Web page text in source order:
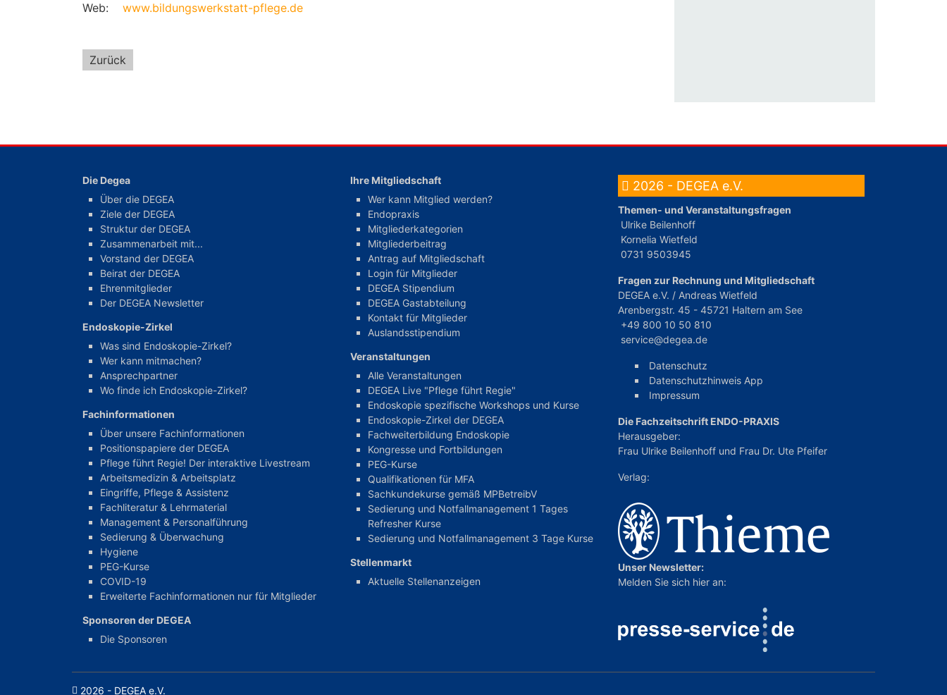
Web: www.bildungswerkstatt-pflege.de
Zurück
Die Degea
Über die DEGEA
Ziele der DEGEA
Struktur der DEGEA
Zusammenarbeit mit...
Vorstand der DEGEA
Beirat der DEGEA
Ehrenmitglieder
Der DEGEA Newsletter
Endoskopie-Zirkel
Was sind Endoskopie-Zirkel?
Wer kann mitmachen?
Ansprechpartner
Wo finde ich Endoskopie-Zirkel?
Fachinformationen
Über unsere Fachinformationen
Positionspapiere der DEGEA
Pflege führt Regie! Der interaktive Livestream
Arbeitsmedizin & Arbeitsplatz
Eingriffe, Pflege & Assistenz
Fachliteratur & Lehrmaterial
Management & Personalführung
Sedierung & Überwachung
Hygiene
PEG-Kurse
COVID-19
Erweiterte Fachinformationen nur für Mitglieder
Sponsoren der DEGEA
Die Sponsoren
Ihre Mitgliedschaft
Wer kann Mitglied werden?
Endopraxis
Mitgliederkategorien
Mitgliederbeitrag
Antrag auf Mitgliedschaft
Login für Mitglieder
DEGEA Stipendium
DEGEA Gastabteilung
Kontakt für Mitglieder
Auslandsstipendium
Veranstaltungen
Alle Veranstaltungen
DEGEA Live "Pflege führt Regie"
Endoskopie spezifische Workshops und Kurse
Endoskopie-Zirkel der DEGEA
Fachweiterbildung Endoskopie
Kongresse und Fortbildungen
PEG-Kurse
Qualifikationen für MFA
Sachkundekurse gemäß MPBetreibV
Sedierung und Notfallmanagement 1 Tages
Refresher Kurse
Sedierung und Notfallmanagement 3 Tage Kurse
Stellenmarkt
Aktuelle Stellenanzeigen
2026 - DEGEA e.V.
Themen- und Veranstaltungsfragen
Ulrike Beilenhoff
Kornelia Wietfeld
0731 9503945
Fragen zur Rechnung und Mitgliedschaft
DEGEA e.V. / Andreas Wietfeld
Arenbergstr. 45 - 45721 Haltern am See
+49 800 10 50 810
service@degea.de
Datenschutz
Datenschutzhinweis App
Impressum
Die Fachzeitschrift ENDO-PRAXIS
Herausgeber:
Frau Ulrike Beilenhoff und Frau Dr. Ute Pfeifer
Verlag:
Unser Newsletter:
Melden Sie sich hier an:
2026 - DEGEA e.V.